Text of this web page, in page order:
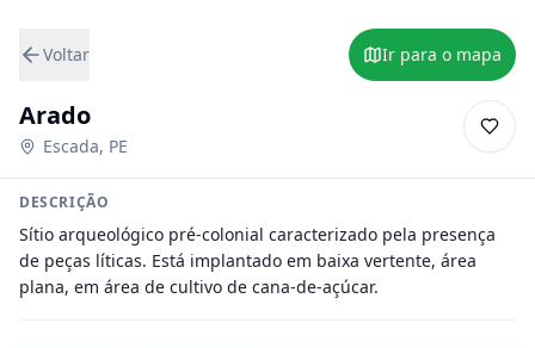
Voltar Ir para o mapa
Arado
Escada, PE
DESCRIÇÃO
Sítio arqueológico pré-colonial caracterizado pela presença
de peças líticas. Está implantado em baixa vertente, área
plana, em área de cultivo de cana-de-açúcar.